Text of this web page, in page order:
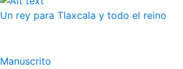
Un rey para Tlaxcala y todo el reino
Manuscrito